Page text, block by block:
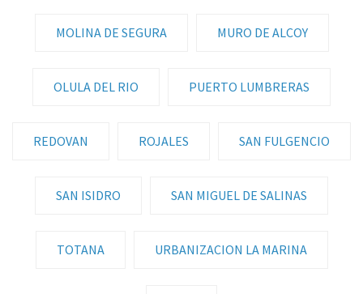
MOLINA DE SEGURA MURO DE ALCOY
OLULA DEL RIO PUERTO LUMBRERAS
REDOVAN ROJALES SAN FULGENCIO
SAN ISIDRO SAN MIGUEL DE SALINAS
TOTANA URBANIZACION LA MARINA